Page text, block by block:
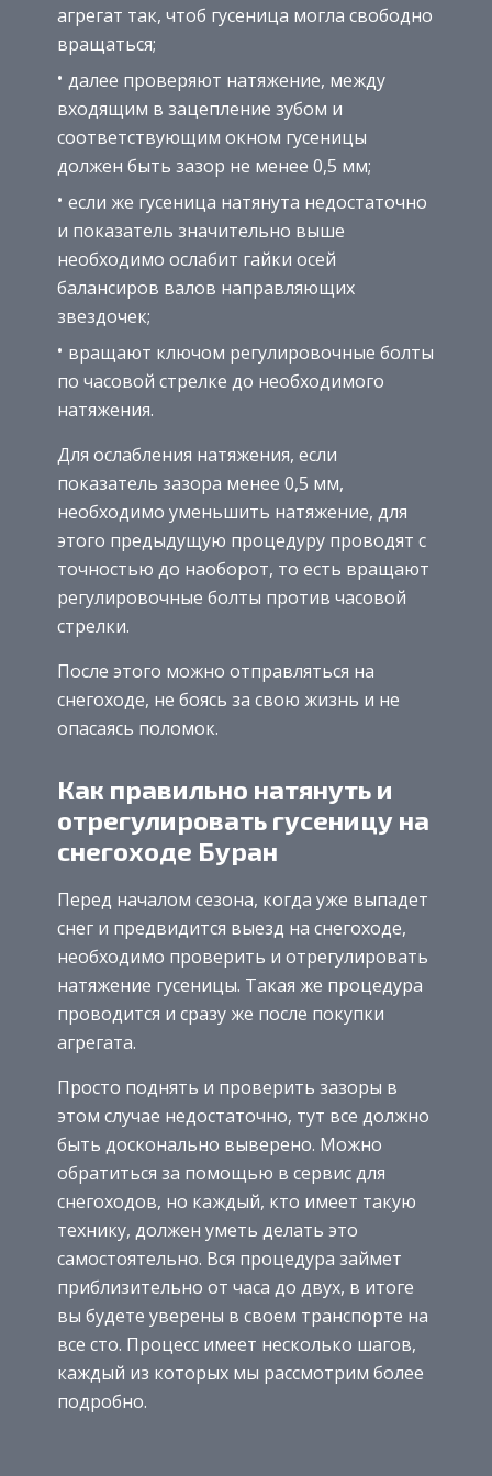
агрегат так, чтоб гусеница могла свободно
вращаться;
далее проверяют натяжение, между
входящим в зацепление зубом и
соответствующим окном гусеницы
должен быть зазор не менее 0,5 мм;
если же гусеница натянута недостаточно
и показатель значительно выше
необходимо ослабит гайки осей
балансиров валов направляющих
звездочек;
вращают ключом регулировочные болты
по часовой стрелке до необходимого
натяжения.
Для ослабления натяжения, если
показатель зазора менее 0,5 мм,
необходимо уменьшить натяжение, для
этого предыдущую процедуру проводят с
точностью до наоборот, то есть вращают
регулировочные болты против часовой
стрелки.
После этого можно отправляться на
снегоходе, не боясь за свою жизнь и не
опасаясь поломок.
Как правильно натянуть и
отрегулировать гусеницу на
снегоходе Буран
Перед началом сезона, когда уже выпадет
снег и предвидится выезд на снегоходе,
необходимо проверить и отрегулировать
натяжение гусеницы. Такая же процедура
проводится и сразу же после покупки
агрегата.
Просто поднять и проверить зазоры в
этом случае недостаточно, тут все должно
быть досконально выверено. Можно
обратиться за помощью в сервис для
снегоходов, но каждый, кто имеет такую
технику, должен уметь делать это
самостоятельно. Вся процедура займет
приблизительно от часа до двух, в итоге
вы будете уверены в своем транспорте на
все сто. Процесс имеет несколько шагов,
каждый из которых мы рассмотрим более
подробно.